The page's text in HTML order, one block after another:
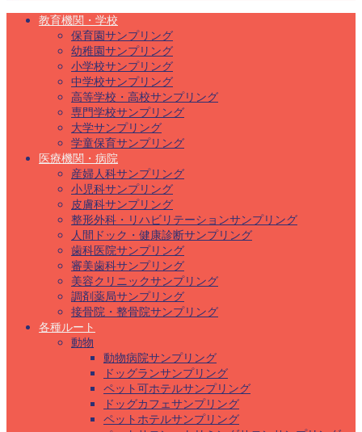
教育機関・学校
保育園サンプリング
幼稚園サンプリング
小学校サンプリング
中学校サンプリング
高等学校・高校サンプリング
専門学校サンプリング
大学サンプリング
学童保育サンプリング
医療機関・病院
産婦人科サンプリング
小児科サンプリング
皮膚科サンプリング
整形外科・リハビリテーションサンプリング
人間ドック・健康診断サンプリング
歯科医院サンプリング
審美歯科サンプリング
美容クリニックサンプリング
調剤薬局サンプリング
接骨院・整骨院サンプリング
各種ルート
動物
動物病院サンプリング
ドッグランサンプリング
ペット可ホテルサンプリング
ドッグカフェサンプリング
ペットホテルサンプリング